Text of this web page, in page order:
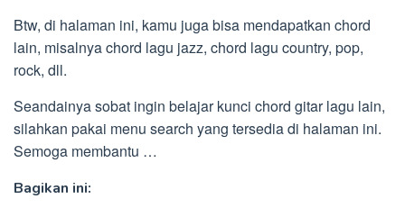
Btw, di halaman ini, kamu juga bisa mendapatkan chord
lain, misalnya chord lagu jazz, chord lagu country, pop,
rock, dll.
Seandainya sobat ingin belajar kunci chord gitar lagu lain,
silahkan pakai menu search yang tersedia di halaman ini.
Semoga membantu …
Bagikan ini: